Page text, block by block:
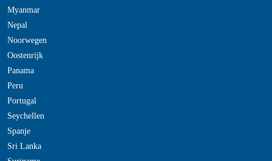
Myanmar
Nepal
Noorwegen
Oostenrijk
Panama
Peru
Portugal
Seychellen
Spanje
Sri Lanka